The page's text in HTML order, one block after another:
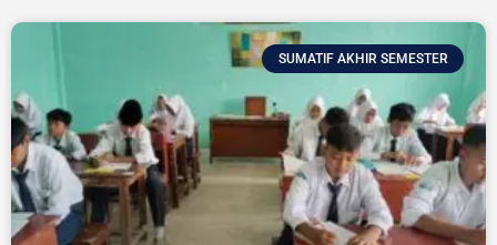
SUMATIF AKHIR SEMESTER